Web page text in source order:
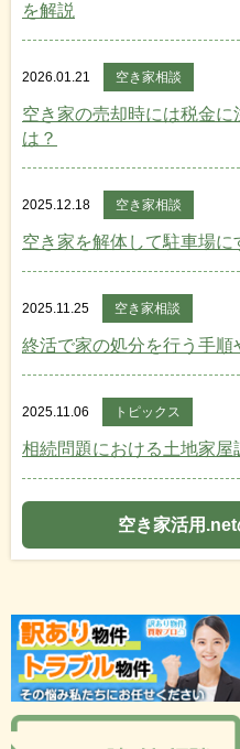
を解説
2026.01.21 空き家相談
空き家の売却時には税金
は？
2025.12.18 空き家相談
空き家を解体して駐車場に
2025.11.25 空き家相談
終活で家の処分を行う手順
2025.11.06 トピックス
相続問題における土地家屋
空き家活用